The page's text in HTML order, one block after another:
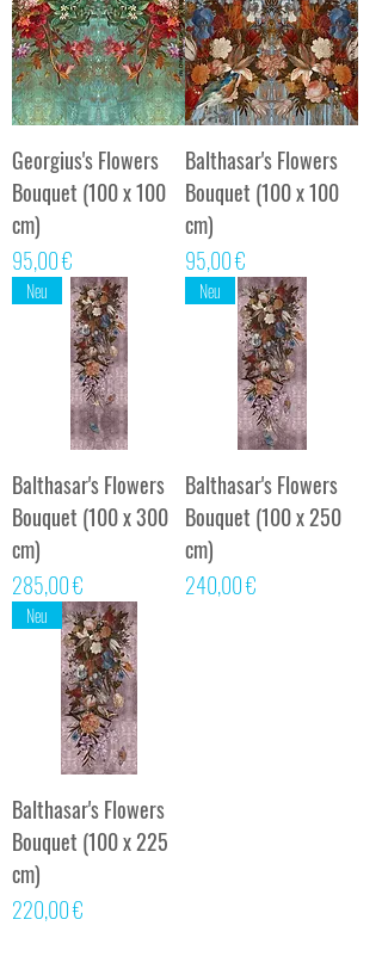
Georgius's Flowers
Bouquet (100 x 100
cm)
Preis
95,00 €
Balthasar's Flowers
Bouquet (100 x 100
cm)
Preis
95,00 €
Neu
Balthasar's Flowers
Bouquet (100 x 300
cm)
Preis
285,00 €
Neu
Balthasar's Flowers
Bouquet (100 x 250
cm)
Preis
240,00 €
Neu
Balthasar's Flowers
Bouquet (100 x 225
cm)
Preis
220,00 €